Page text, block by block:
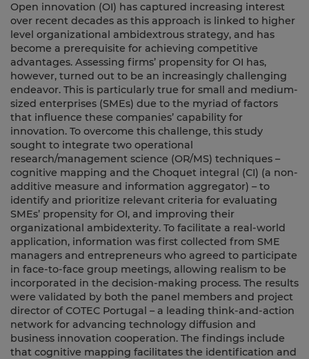
Open innovation (OI) has captured increasing interest
over recent decades as this approach is linked to higher
level organizational ambidextrous strategy, and has
become a prerequisite for achieving competitive
advantages. Assessing firms’ propensity for OI has,
however, turned out to be an increasingly challenging
endeavor. This is particularly true for small and medium-
sized enterprises (SMEs) due to the myriad of factors
that influence these companies’ capability for
innovation. To overcome this challenge, this study
sought to integrate two operational
research/management science (OR/MS) techniques –
cognitive mapping and the Choquet integral (CI) (a non-
additive measure and information aggregator) – to
identify and prioritize relevant criteria for evaluating
SMEs’ propensity for OI, and improving their
organizational ambidexterity. To facilitate a real-world
application, information was first collected from SME
managers and entrepreneurs who agreed to participate
in face-to-face group meetings, allowing realism to be
incorporated in the decision-making process. The results
were validated by both the panel members and project
director of COTEC Portugal – a leading think-and-action
network for advancing technology diffusion and
business innovation cooperation. The findings include
that cognitive mapping facilitates the identification and